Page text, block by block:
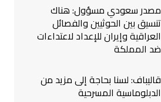
مصدر سعودي مسؤول: هناك
تنسيق بين الحوثيين والفصائل
العراقية وإيران للإعداد لاعتداءات
ضد المملكة
قاليباف: لسنا بحاجة إلى مزيد من
الدبلوماسية المسرحية